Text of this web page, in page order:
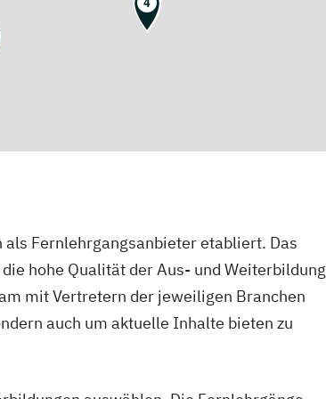
Fernlehrgangsanbieter etabliert. Das
hohe Qualität der Aus- und Weiterbildung
mit Vertretern der jeweiligen Branchen
auch um aktuelle Inhalte bieten zu